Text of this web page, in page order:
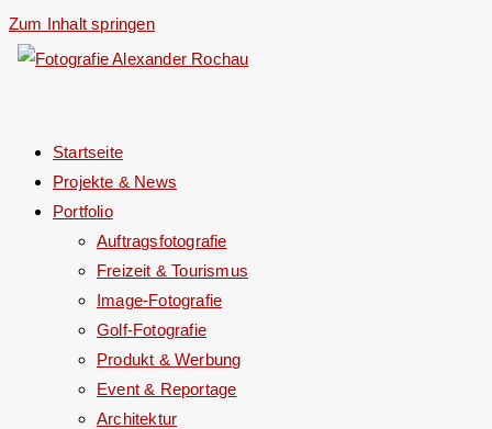
Zum Inhalt springen
Startseite
Projekte & News
Portfolio
Auftragsfotografie
Freizeit & Tourismus
Image-Fotografie
Golf-Fotografie
Produkt & Werbung
Event & Reportage
Architektur